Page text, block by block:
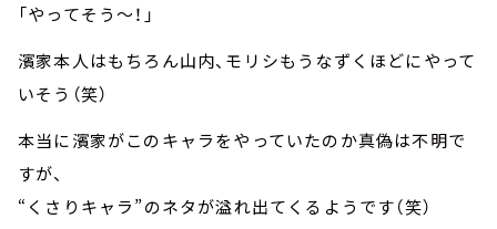
「やってそう～！」
濱家本人はもちろん山内、モリシもうなずくほどにやって
いそう（笑）
本当に濱家がこのキャラをやっていたのか真偽は不明で
すが、
“くさりキャラ”のネタが溢れ出てくるようです（笑）